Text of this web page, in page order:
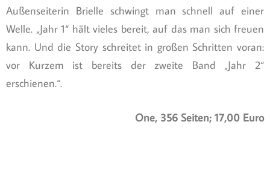
Außenseiterin Brielle schwingt man schnell auf einer
Welle. „Jahr 1“ hält vieles bereit, auf das man sich freuen
kann. Und die Story schreitet in großen Schritten voran:
vor Kurzem ist bereits der zweite Band „Jahr 2“
erschienen.“.
One, 356 Seiten; 17,00 Euro